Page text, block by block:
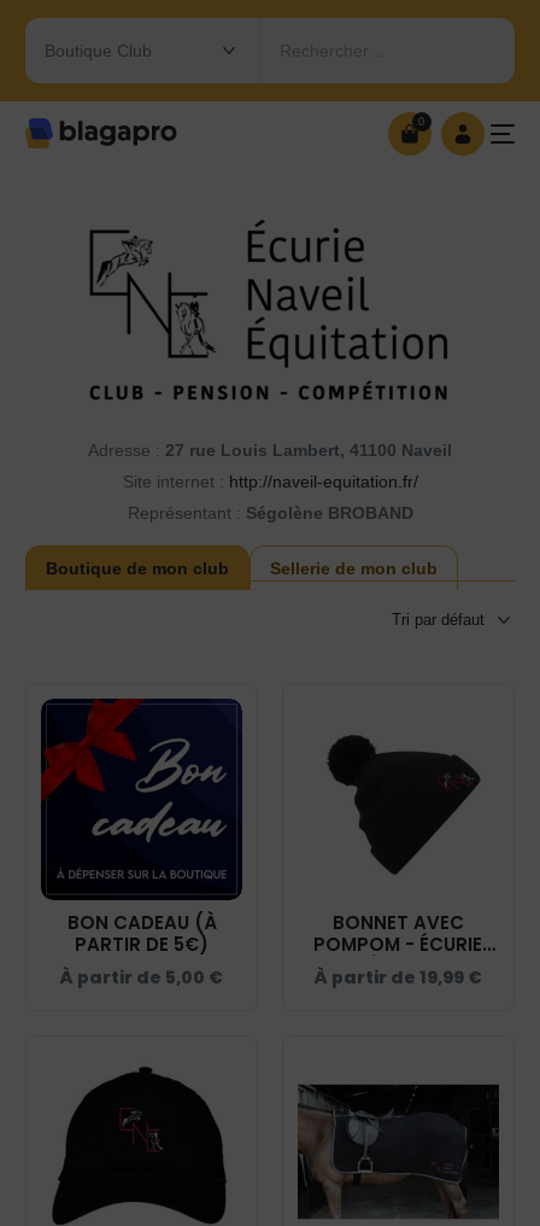
Rechercher…
0
Adresse : 27 rue Louis Lambert, 41100 Naveil
Site internet : http://naveil-equitation.fr/
Représentant : Ségolène BROBAND
Boutique de mon club Sellerie de mon club
BON CADEAU (À
PARTIR DE 5€)
À partir de 5,00 €
BONNET AVEC
POMPOM - ÉCURIE
NAVEIL ÉQUITATION -
NOIR - BF426
À partir de 19,99 €